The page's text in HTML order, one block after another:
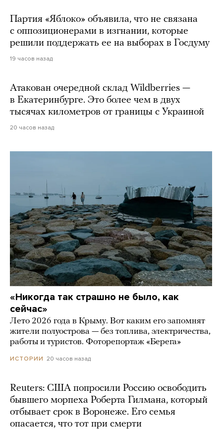
Партия «Яблоко» объявила, что не связана
с оппозиционерами в изгнании, которые
решили поддержать ее на выборах в Госдуму
19 часов назад
Атакован очередной склад Wildberries —
в Екатеринбурге. Это более чем в двух
тысячах километров от границы с Украиной
20 часов назад
«Никогда так страшно не было, как
сейчас»
Лето 2026 года в Крыму. Вот каким его запомнят
жители полуострова — без топлива, электричества,
работы и туристов. Фоторепортаж «Берега»
ИСТОРИИ 20 часов назад
Reuters: США попросили Россию освободить
бывшего морпеха Роберта Гилмана, который
отбывает срок в Воронеже. Его семья
опасается, что тот при смерти